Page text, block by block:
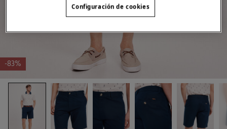
-83%
Configuración de cookies